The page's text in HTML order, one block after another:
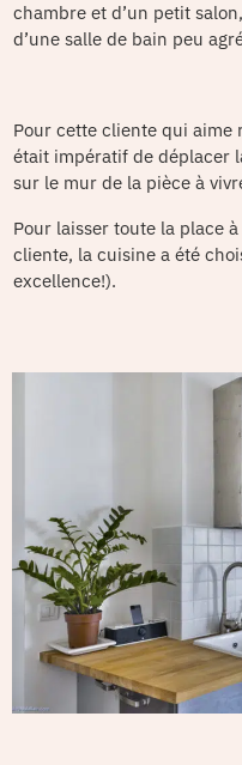
chambre et d’un petit
d’une salle de bain peu
Pour cette cliente qui aime
était impératif de déplacer
sur le mur de la pièce à
Pour laisser toute la place
cliente, la cuisine a été
excellence!).